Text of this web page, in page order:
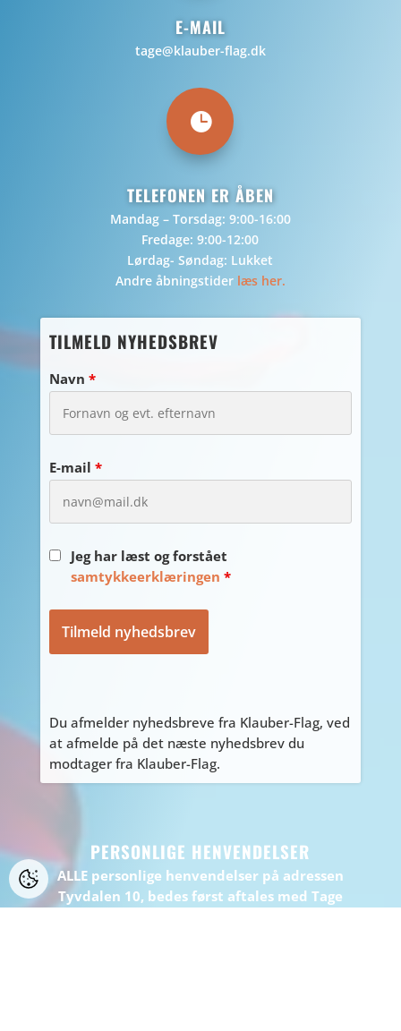
E-MAIL
tage@klauber-flag.dk

TELEFONEN ER ÅBEN
Mandag – Torsdag: 9:00-16:00
Fredage: 9:00-12:00
Lørdag- Søndag: Lukket
Andre åbningstider læs her.
TILMELD NYHEDSBREV
Navn *
E-mail *
Jeg har læst og forstået
samtykkeerklæringen *
Du afmelder nyhedsbreve fra Klauber-Flag, ved
at afmelde på det næste nyhedsbrev du
modtager fra Klauber-Flag.
PERSONLIGE HENVENDELSER
ALLE personlige henvendelser på adressen
Tyvdalen 10, bedes først aftales med Tage